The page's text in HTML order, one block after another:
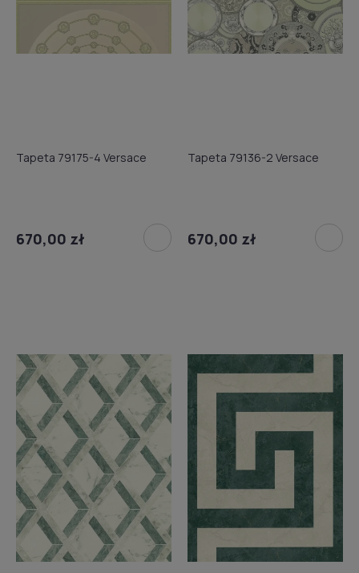
Tapeta 79175-4 Versace
670,00 zł
Tapeta 79136-2 Versace
670,00 zł